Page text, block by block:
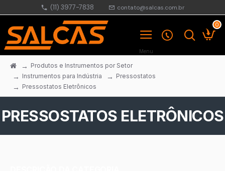
(11) 3977-7838 contato@salcas.com.br
0
Produtos e Instrumentos por Setor
Instrumentos para Indústria
Pressostatos
Pressostatos Eletrônicos
PRESSOSTATOS ELETRÔNICOS